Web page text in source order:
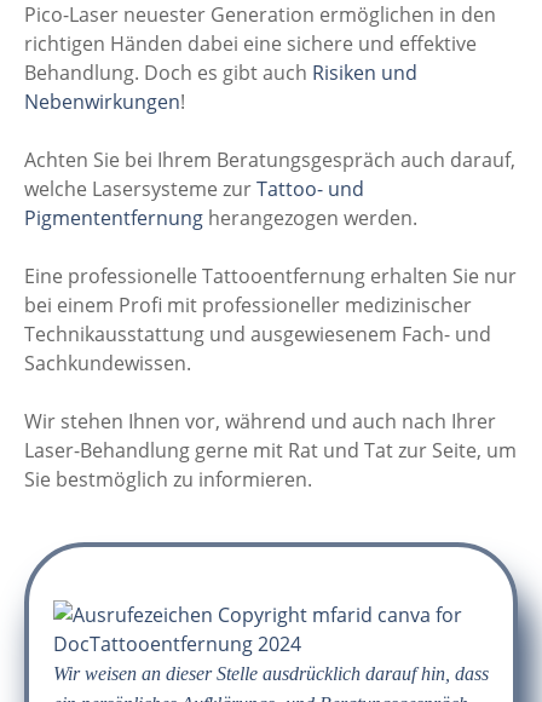
Pico-Laser neuester Generation ermöglichen in den
richtigen Händen dabei eine sichere und effektive
Behandlung. Doch es gibt auch Risiken und
Nebenwirkungen!
Achten Sie bei Ihrem Beratungsgespräch auch darauf,
welche Lasersysteme zurTattoo- und
Pigmententfernung herangezogen werden.
Eine professionelle Tattooentfernung erhalten Sie nur
bei einem Profi mit professioneller medizinischer
Technikausstattung und ausgewiesenem Fach- und
Sachkundewissen.
Wir stehen Ihnen vor, während und auch nach Ihrer
Laser-Behandlung gerne mit Rat und Tat zur Seite, um
Sie bestmöglich zu informieren.
Wir weisen an dieser Stelle ausdrücklich darauf hin, dass